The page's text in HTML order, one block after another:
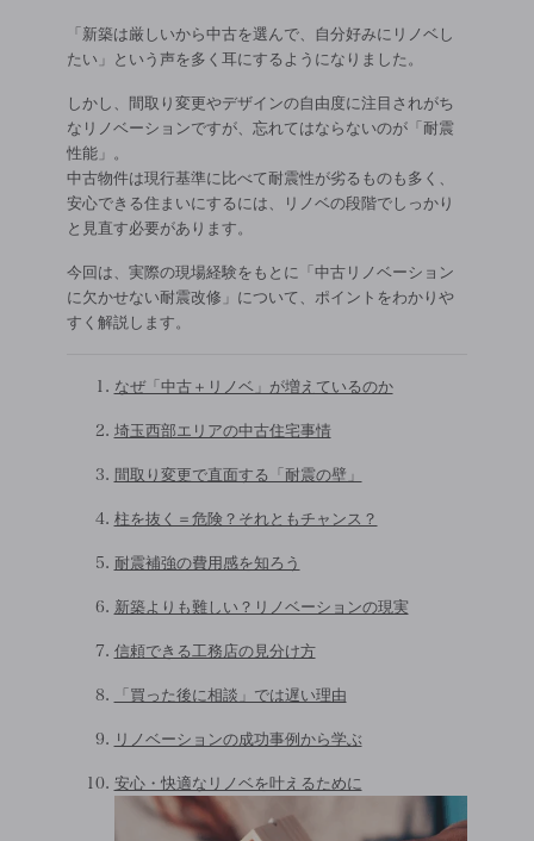
「新築は厳しいから中古を選んで、自分好みにリノベし
たい」という声を多く耳にするようになりました。
しかし、間取り変更やデザインの自由度に注目されがち
なリノベーションですが、忘れてはならないのが「耐震
性能」。
中古物件は現行基準に比べて耐震性が劣るものも多く、
安心できる住まいにするには、リノベの段階でしっかり
と見直す必要があります。
今回は、実際の現場経験をもとに「中古リノベーション
に欠かせない耐震改修」について、ポイントをわかりや
すく解説します。
なぜ「中古＋リノベ」が増えているのか
埼玉西部エリアの中古住宅事情
間取り変更で直面する「耐震の壁」
柱を抜く＝危険？それともチャンス？
耐震補強の費用感を知ろう
新築よりも難しい？リノベーションの現実
信頼できる工務店の見分け方
「買った後に相談」では遅い理由
リノベーションの成功事例から学ぶ
安心・快適なリノベを叶えるために